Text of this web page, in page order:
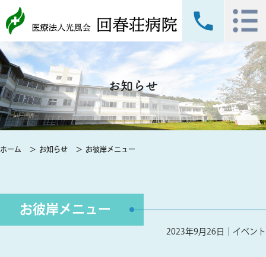
お知らせ
ホーム お知らせ お彼岸メニュー
お彼岸メニュー
2023年9月26日｜ イベント